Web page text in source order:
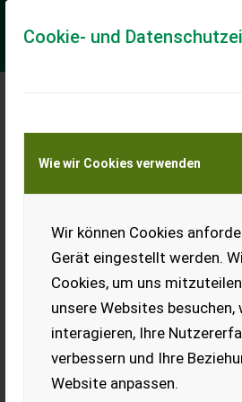
Cookie- und
Wie wir Cookies verwenden
Wir können Cookies
Gerät eingestellt werden.
Cookies, um uns
unsere Websites besuchen,
interagieren, Ihre
verbessern und Ihre
Website anpassen.
Meine
Transport von Land- und
KEINE
Sonstige Zgonc MD 532
88342 Rasenmäher Privatverkauf -
Fahrantrieb - mit 1,2 l Kraftstofftank
Schnittbreite - mit Zentraler
EUR 249 MwSt nicht ausweisbar